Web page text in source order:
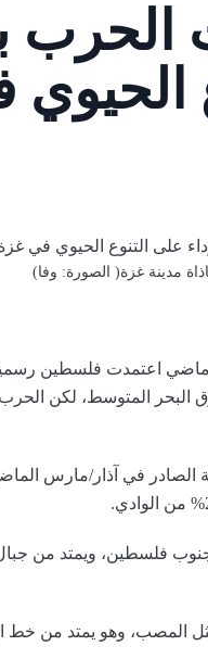
الحرب
مدينة غزة( الصورة: وفا)
اعتمدت فلسطين
البحر المتوسط، لكن
في آذار/مارس
فلسطين، ويمتد من
المصب، وهو يمتد من خط